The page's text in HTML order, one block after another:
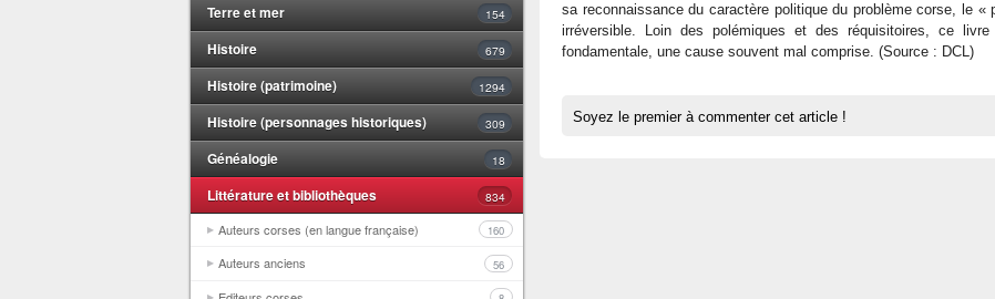
Terre et mer 154
Histoire 679
Histoire (patrimoine) 1294
Histoire (personnages historiques) 309
Généalogie 18
Littérature et bibliothèques 834
Auteurs corses (en langue française) 160
Auteurs anciens 56
sa reconnaissance du caractère politique du problème corse, le «
irréversible. Loin des polémiques et des réquisitoires, ce
fondamentale, une cause souvent mal comprise. (Source : DCL)
Soyez le premier à commenter cet article !